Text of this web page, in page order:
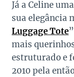
Já a Celine
sua elegância
Luggage Tote
mais
estruturado e
2010 pela